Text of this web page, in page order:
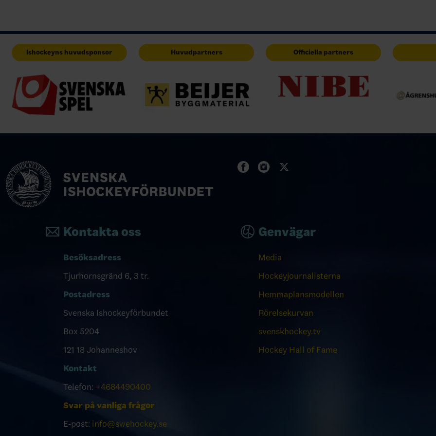
Ishockeyns huvudsponsor Huvudpartners Officiella partners
Kontakta oss
Besöksadress
Tjurhornsgränd 6, 3 tr.
Postadress
Svenska Ishockeyförbundet
Box 5204
121 18 Johanneshov
Kontakt
Telefon: +4684490400
Svar på vanliga frågor
E-post: info@swehockey.se
Genvägar
Media
Hockeyjournalisterna
Hemmaplansmodellen
Rörelsekurvan
svenskhockey.tv
Hockey Hall of Fame